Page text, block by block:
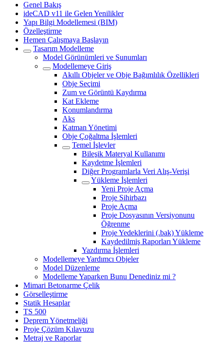
Genel Bakış
ideCAD v11 ile Gelen Yenilikler
Yapı Bilgi Modellemesi (BIM)
Özelleştirme
Hemen Çalışmaya Başlayın
Tasarım Modelleme
Model Görünümleri ve Sunumları
Modellemeye Giriş
Akıllı Objeler ve Obje Bağımlılık Özellikleri
Obje Seçimi
Zum ve Görüntü Kaydırma
Kat Ekleme
Konumlandırma
Aks
Katman Yönetimi
Obje Çoğaltma İşlemleri
Temel İşlevler
Bileşik Materyal Kullanımı
Kaydetme İşlemleri
Diğer Programlarla Veri Alış-Verişi
Yükleme İşlemleri
Yeni Proje Açma
Proje Sihirbazı
Proje Açma
Proje Dosyasının Versiyonunu
Öğrenme
Proje Yedeklerini (.bak) Yükleme
Kaydedilmiş Raporları Yükleme
Yazdırma İşlemleri
Modellemeye Yardımcı Objeler
Model Düzenleme
Modelleme Yaparken Bunu Denediniz mi ?
Mimari Betonarme Çelik
Görselleştirme
Statik Hesaplar
TS 500
Deprem Yönetmeliği
Proje Çözüm Kılavuzu
Metraj ve Raporlar